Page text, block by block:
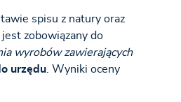
spisu z natury oraz
zobowiązany do
wyrobów zawierających
urzędu. Wyniki oceny